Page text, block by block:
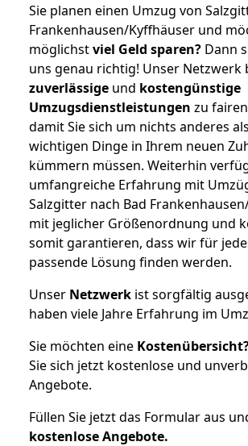
Sie planen einen Umzug von
Frankenhausen/Kyffhäuser und
möglichstviel Geld sparen? Dann
uns genau richtig! Unser Netzwerk
zuverlässige und kostengünstige
Umzugsdienstleistungen zu
damit Sie sich um nichts anderes
wichtigen Dinge in Ihrem neuen
kümmern müssen. Weiterhin
umfangreiche Erfahrung mit
Salzgitter nach Bad
mit jeglicher Größenordnung und
somit garantieren, dass wir für
passende Lösung finden werden.
Unser Netzwerk ist sorgfältig
haben viele Jahre Erfahrung im
Sie möchten eine
Sie sich jetzt kostenlose und
Angebote.
Füllen Sie jetzt das Formular aus
kostenloseAngebote.